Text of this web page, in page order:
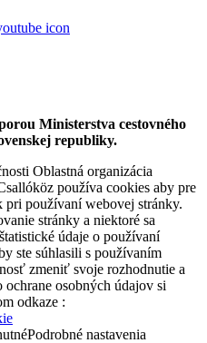
Dunajskej Strede
Ministerstva cestovného
republiky.
Oblastná organizácia
používa cookies aby pre
pri používaní webovej stránky.
stránky a niektoré sa
údaje o používaní
ste súhlasili s používaním
zmeniť svoje rozhodnutie a
osobných údajov si
odkaze :
Podrobné nastavenia